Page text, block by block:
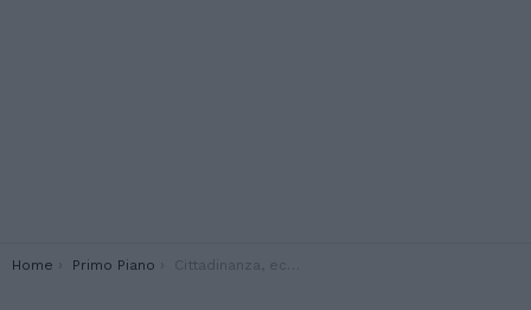
You are here:
Home Primo Piano Cittadinanza, ecco come si compilano le domande online